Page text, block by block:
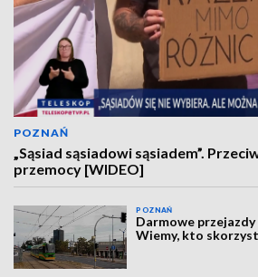
POZNAŃ
„Sąsiad sąsiadowi sąsiadem”.
przemocy [WIDEO]
POZNAŃ
Darmowe
Wiemy, kto